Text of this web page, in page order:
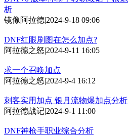
析
镜像阿拉德|2024-9-18 09:06
DNF红眼刷图在怎么加点?
阿拉德之怒|2024-9-11 16:05
求一个召唤加点
阿拉德之怒|2024-9-4 16:12
刺客实用加点 银月流物爆加点分析
阿拉德战记|2024-9-1 11:00
DNF神枪手职业综合分析